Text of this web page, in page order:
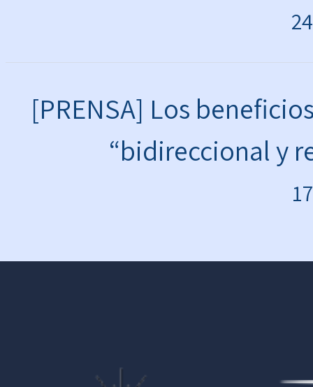
[PRENSA] Los
“bidireccional y